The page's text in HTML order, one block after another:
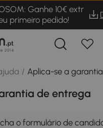
Ganhe 10€ extr
primeiro pedido!
/ Aplica-se a
de entrega
o formulário de